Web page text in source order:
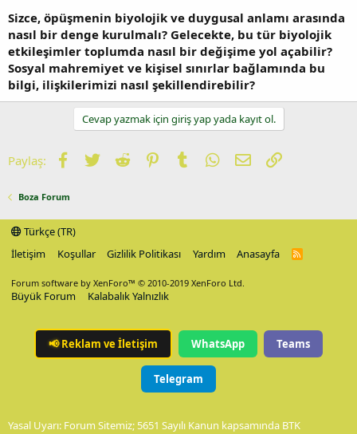
Sizce, öpüşmenin biyolojik ve duygusal anlamı arasında
nasıl bir denge kurulmalı? Gelecekte, bu tür biyolojik
etkileşimler toplumda nasıl bir değişime yol açabilir?
Sosyal mahremiyet ve kişisel sınırlar bağlamında bu
bilgi, ilişkilerimizi nasıl şekillendirebilir?
Cevap yazmak için giriş yap yada kayıt ol.
Paylaş: Facebook
TwitterReddit PinterestTumblrWhatsApp
E-postaLink
Boza Forum
Türkçe (TR)
İletişim
Koşullar Gizlilik Politikası Yardım Anasayfa
R
Forum software by XenForo™ © 2010-2019 XenForo Ltd.
Büyük Forum Kalabalık Yalnızlık
📢Reklam ve İletişim WhatsApp Teams
Telegram
Yasal Uyarı: Forum Sitemiz; 5651 Sayılı Kanun kapsamında BTK